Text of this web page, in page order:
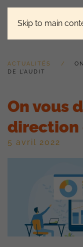
Skip to main
ACTUALITÉS
DE L’AUDIT
On vous
direction
5 avril 2022